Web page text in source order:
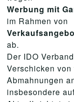
Werbung mit
im Rahmen von
ab.
Der IDO
Verschicken
Abmahnungen
insbesondere